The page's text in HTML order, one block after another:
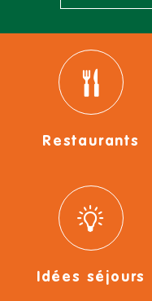
Restaurants
Idées séjours